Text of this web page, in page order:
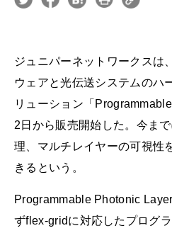
ジュニパーネットワークスは
ウェアと光伝送システムのハ
リューション「
2日から販売開始した。今ま
理、マルチレイヤーの可視性
きるという。
Programmable Photonic
ずflex-gridに対応したプログ